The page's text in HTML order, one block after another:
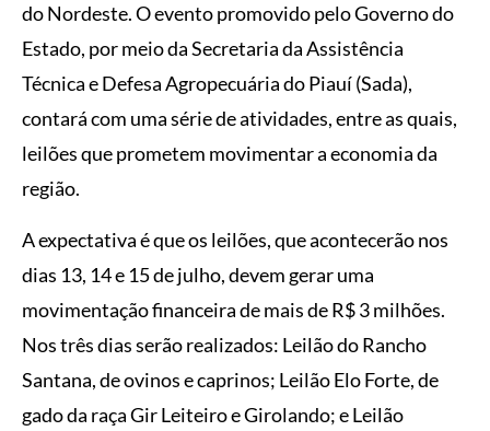
do Nordeste. O evento promovido pelo Governo do
Estado, por meio da Secretaria da Assistência
Técnica e Defesa Agropecuária do Piauí (Sada),
contará com uma série de atividades, entre as quais,
leilões que prometem movimentar a economia da
região.
A expectativa é que os leilões, que acontecerão nos
dias 13, 14 e 15 de julho, devem gerar uma
movimentação financeira de mais de R$ 3 milhões.
Nos três dias serão realizados: Leilão do Rancho
Santana, de ovinos e caprinos; Leilão Elo Forte, de
gado da raça Gir Leiteiro e Girolando; e Leilão